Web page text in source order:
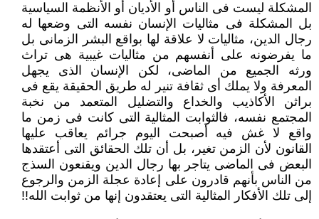
المشكلة ليست فى الناس أو الأديان أو الأنظمة السياسية
بل المشكلة فى مثاليات الإنسان نفسه التى وضعها له
رجال الدين، مثاليات لا ‏علاقة لها بواقع البشر الزمانى بل
ما يفرضونه على أنفسهم من مثاليات غيبية هى تراث
ورثه الجميع من الماضى، لكن الإنسان الذى ‏يجهل
المعرفة ولا يملك أى ثقافة تنير له طريق الحقيقة يقع فى
براثن الأكاذيب والخداع والتضليل المتعمد من نخبة
المجتمع نفسه، ‏فالثوابت المثالية التى كانت فى زمن ما
واقع لا غش فيه أصبحت اليوم جرائم يعاقب عليها
القانون لأن الزمن تغير، بل أن تلك الحقائق ‏التى أعتقدها
البعض فى الماضى يتاجر بها رجال الدين ويقنعون السذج
من الناس بأنهم قادرون على إعادة عجلة الزمن والرجوع
إلى ‏تلك الأفكار المثالية التى يعتقدون إنها من ثوابت الله!!‏